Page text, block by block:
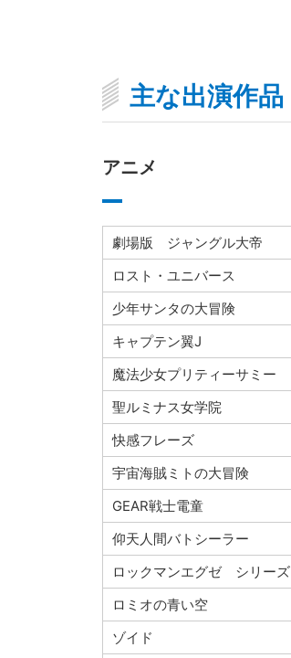
主な出演作品
アニメ
劇場版 ジャングル大帝
ロスト・ユニバース
少年サンタの大冒険
キャプテン翼J
魔法少女プリティーサミー
聖ルミナス女学院
快感フレーズ
宇宙海賊ミトの大冒険
GEAR戦士電童
仰天人間バトシーラー
ロックマンエグゼ シリーズ
ロミオの青い空
ゾイド